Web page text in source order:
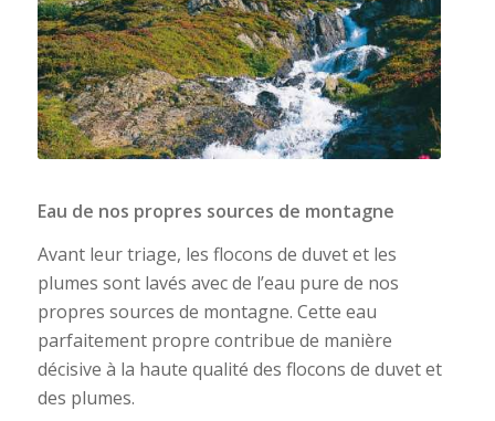
Eau de nos propres sources de montagne
Avant leur triage, les flocons de duvet et les
plumes sont lavés avec de l’eau pure de nos
propres sources de montagne. Cette eau
parfaitement propre contribue de manière
décisive à la haute qualité des flocons de duvet et
des plumes.